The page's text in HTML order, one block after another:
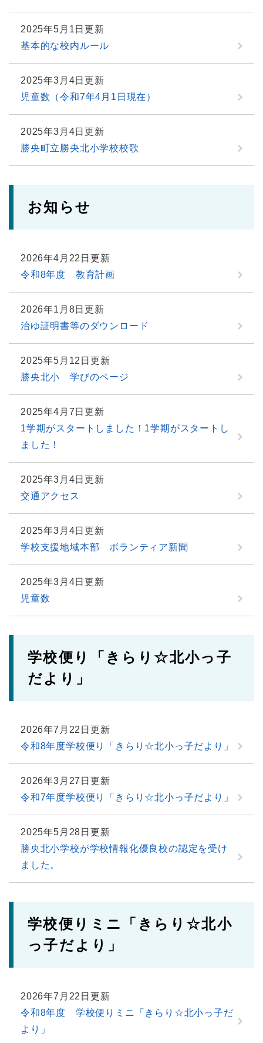
2025年5月1日更新
基本的な校内ルール
2025年3月4日更新
児童数（令和7年4月1日現在）
2025年3月4日更新
勝央町立勝央北小学校校歌
お知らせ
2026年4月22日更新
令和8年度 教育計画
2026年1月8日更新
治ゆ証明書等のダウンロード
2025年5月12日更新
勝央北小 学びのページ
2025年4月7日更新
1学期がスタートしました！1学期がスタートし
ました！
2025年3月4日更新
交通アクセス
2025年3月4日更新
学校支援地域本部 ボランティア新聞
2025年3月4日更新
児童数
学校便り「きらり☆北小っ子
だより」
2026年7月22日更新
令和8年度学校便り「きらり☆北小っ子だより」
2026年3月27日更新
令和7年度学校便り「きらり☆北小っ子だより」
2025年5月28日更新
勝央北小学校が学校情報化優良校の認定を受け
ました。
学校便りミニ「きらり☆北小
っ子だより」
2026年7月22日更新
令和8年度 学校便りミニ「きらり☆北小っ子だ
より」